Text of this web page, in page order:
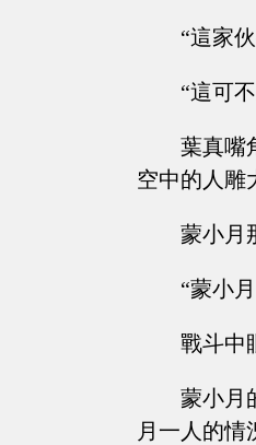
“這家
“這可
葉真嘴
空中的人雕
蒙小月
“蒙小
戰斗中
蒙小月
月一人的情